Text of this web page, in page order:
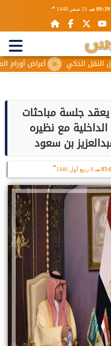
09:39 صـ 21 صفر 1448 هـ
أعراض أورام المبيض
يعقد جلسة مباحثات
مع نظيره
بن سعود
مـ 4 ربيع أول 1446
هـ